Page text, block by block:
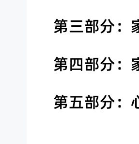
第三部分：
第四部分：
第五部分：